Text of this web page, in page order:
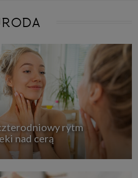
rytm
nad cerą